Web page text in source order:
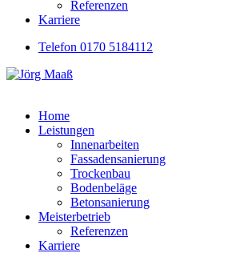
Referenzen
Karriere
Telefon 0170 5184112
Home
Leistungen
Innenarbeiten
Fassadensanierung
Trockenbau
Bodenbeläge
Betonsanierung
Meisterbetrieb
Referenzen
Karriere